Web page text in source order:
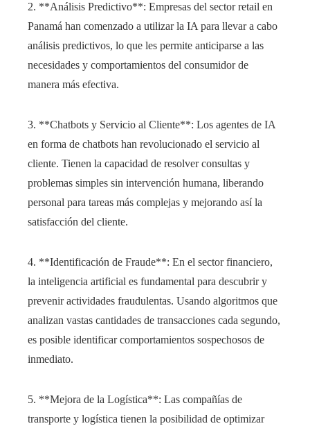
2. **Análisis Predictivo**: Empresas del sector retail en
Panamá han comenzado a utilizar la IA para llevar a cabo
análisis predictivos, lo que les permite anticiparse a las
necesidades y comportamientos del consumidor de
manera más efectiva.
3. **Chatbots y Servicio al Cliente**: Los agentes de IA
en forma de chatbots han revolucionado el servicio al
cliente. Tienen la capacidad de resolver consultas y
problemas simples sin intervención humana, liberando
personal para tareas más complejas y mejorando así la
satisfacción del cliente.
4. **Identificación de Fraude**: En el sector financiero,
la inteligencia artificial es fundamental para descubrir y
prevenir actividades fraudulentas. Usando algoritmos que
analizan vastas cantidades de transacciones cada segundo,
es posible identificar comportamientos sospechosos de
inmediato.
5. **Mejora de la Logística**: Las compañías de
transporte y logística tienen la posibilidad de optimizar